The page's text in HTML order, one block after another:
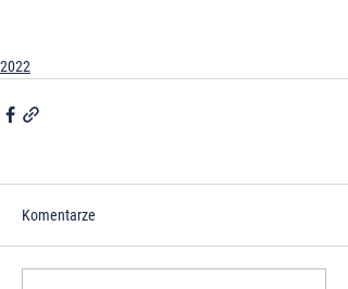
2022
Komentarze